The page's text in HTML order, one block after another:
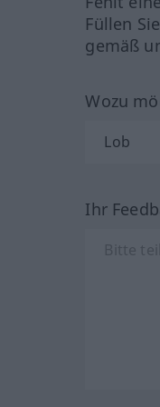
Füllen
gemäß
Wozu
Ihr